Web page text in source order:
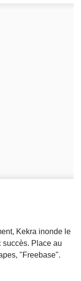
Kekra inonde le
succès. Place au
"Freebase".